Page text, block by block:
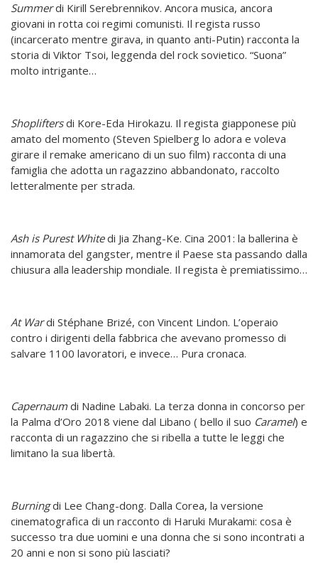
Summerdi Kirill Serebrennikov. Ancora musica, ancora
giovani in rotta coi regimi comunisti. Il regista russo
(incarcerato mentre girava, in quanto anti-Putin) racconta la
storia di Viktor Tsoi, leggenda del rock sovietico. “Suona”
molto intrigante…
Shopliftersdi Kore-Eda Hirokazu. Il regista giapponese più
amato del momento (Steven Spielberg lo adora e voleva
girare il remake americano di un suo film) racconta di una
famiglia che adotta un ragazzino abbandonato, raccolto
letteralmente per strada.
Ash is Purest Whitedi Jia Zhang-Ke. Cina 2001: la ballerina è
innamorata del gangster, mentre il Paese sta passando dalla
chiusura alla leadership mondiale. Il regista è premiatissimo…
At Wardi Stéphane Brizé, con Vincent Lindon. L’operaio
contro i dirigenti della fabbrica che avevano promesso di
salvare 1100 lavoratori, e invece… Pura cronaca.
Capernaum di Nadine Labaki. La terza donna in concorso per
la Palma d’Oro 2018 viene dal Libano ( bello il suo Caramel) e
racconta di un ragazzino che si ribella a tutte le leggi che
limitano la sua libertà.
Burningdi Lee Chang-dong. Dalla Corea, la versione
cinematografica di un racconto di Haruki Murakami: cosa è
successo tra due uomini e una donna che si sono incontrati a
20 anni e non si sono più lasciati?